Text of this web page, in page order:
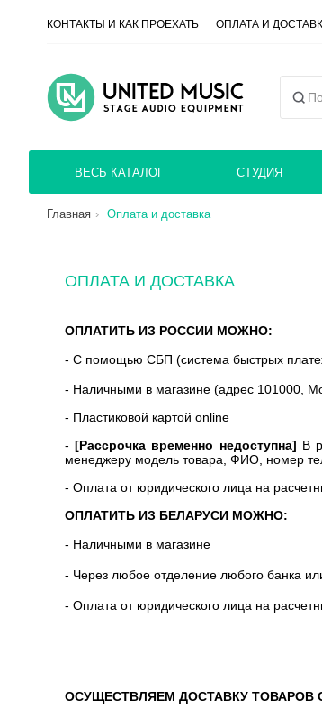
КОНТАКТЫ И КАК ПРОЕХАТЬ ОПЛАТА И
ВЕСЬ КАТАЛОГ СТУДИЯ
Главная Оплата и доставка
ОПЛАТА И ДОСТАВКА
ОПЛАТИТЬ ИЗ РОССИИ МОЖНО:
- С помощью СБП (система быстрых
- Наличными в магазине (адрес 101000,
- Пластиковой картой online
-[Рассрочка временно недоступна] В
менеджеру модель товара, ФИО, номер
- Оплата от юридического лица на
ОПЛАТИТЬ ИЗ БЕЛАРУСИ МОЖНО:
- Наличными в магазине
- Через любое отделение любого банка
- Оплата от юридического лица на
ОСУЩЕСТВЛЯЕМ ДОСТАВКУ